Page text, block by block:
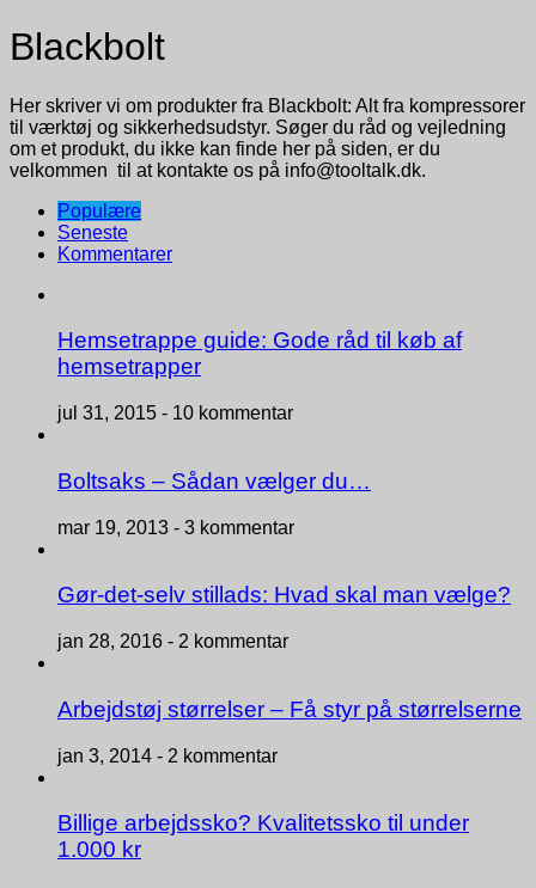
Blackbolt
Her skriver vi om produkter fra Blackbolt: Alt fra kompressorer
til værktøj og sikkerhedsudstyr. Søger du råd og vejledning
om et produkt, du ikke kan finde her på siden, er du
velkommen til at kontakte os på info@tooltalk.dk.
Populære
Seneste
Kommentarer
Hemsetrappe guide: Gode råd til køb af
hemsetrapper
jul 31, 2015 - 10 kommentar
Boltsaks – Sådan vælger du…
mar 19, 2013 - 3 kommentar
Gør-det-selv stillads: Hvad skal man vælge?
jan 28, 2016 - 2 kommentar
Arbejdstøj størrelser – Få styr på størrelserne
jan 3, 2014 - 2 kommentar
Billige arbejdssko? Kvalitetssko til under
1.000 kr